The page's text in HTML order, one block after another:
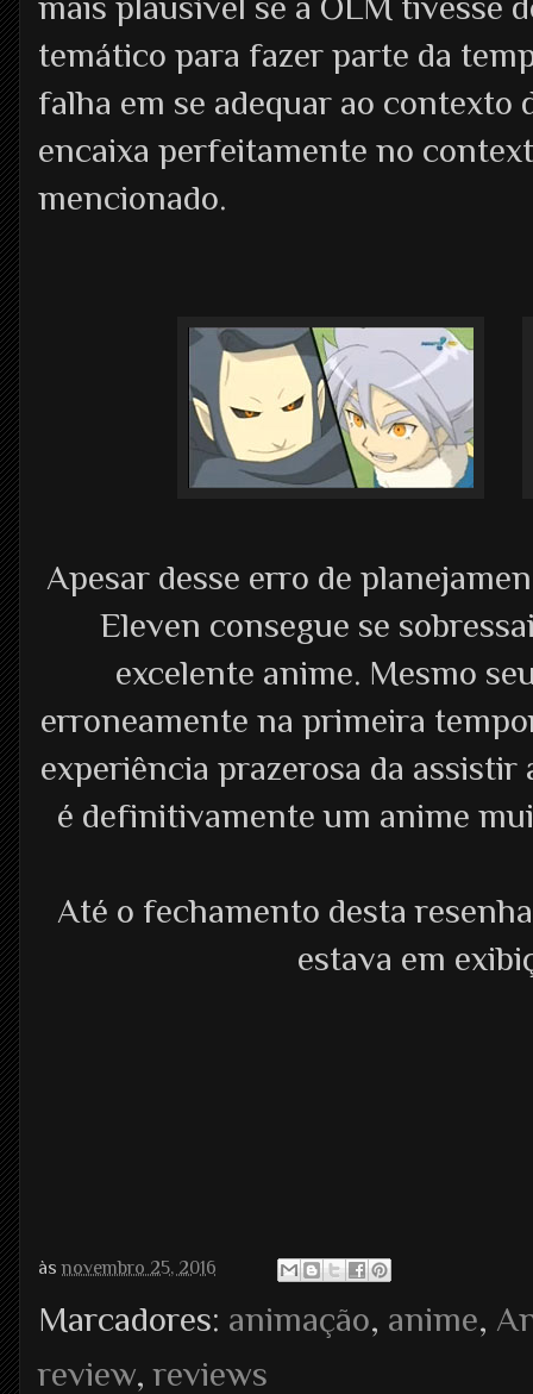
temático para fazer parte da
falha em se adequar ao contexto
encaixa perfeitamente no
mencionado.
Apesar desse erro de
Eleven consegue se
excelente anime. Mesmo
erroneamente na primeira
experiência prazerosa da
é definitivamente um anime
Até o fechamento desta
estava em
àsnovembro 25, 2016
Marcadores: animação, anime,
review,reviews